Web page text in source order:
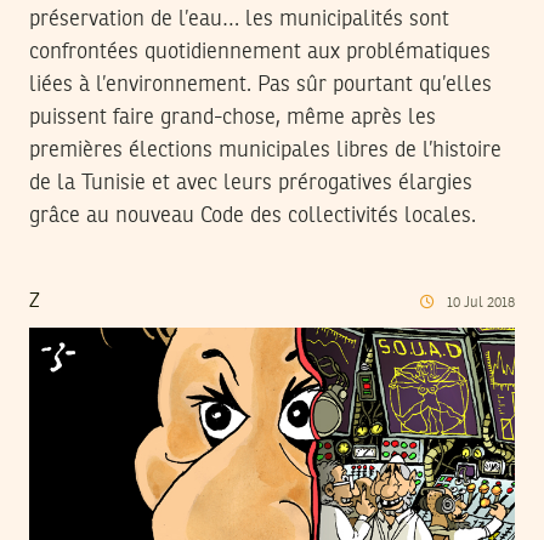
préservation de l’eau… les municipalités sont
confrontées quotidiennement aux problématiques
liées à l’environnement. Pas sûr pourtant qu’elles
puissent faire grand-chose, même après les
premières élections municipales libres de l’histoire
de la Tunisie et avec leurs prérogatives élargies
grâce au nouveau Code des collectivités locales.
Z 10 Jul 2018